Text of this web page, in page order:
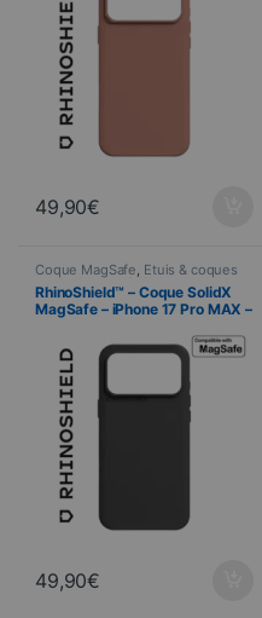
49,90€
Coque MagSafe, Étuis & coques
smartphones, Cellulare
RhinoShield,Telefonia
RhinoShield™ – Coque SolidX
MagSafe – iPhone 17 Pro MAX –
49,90€